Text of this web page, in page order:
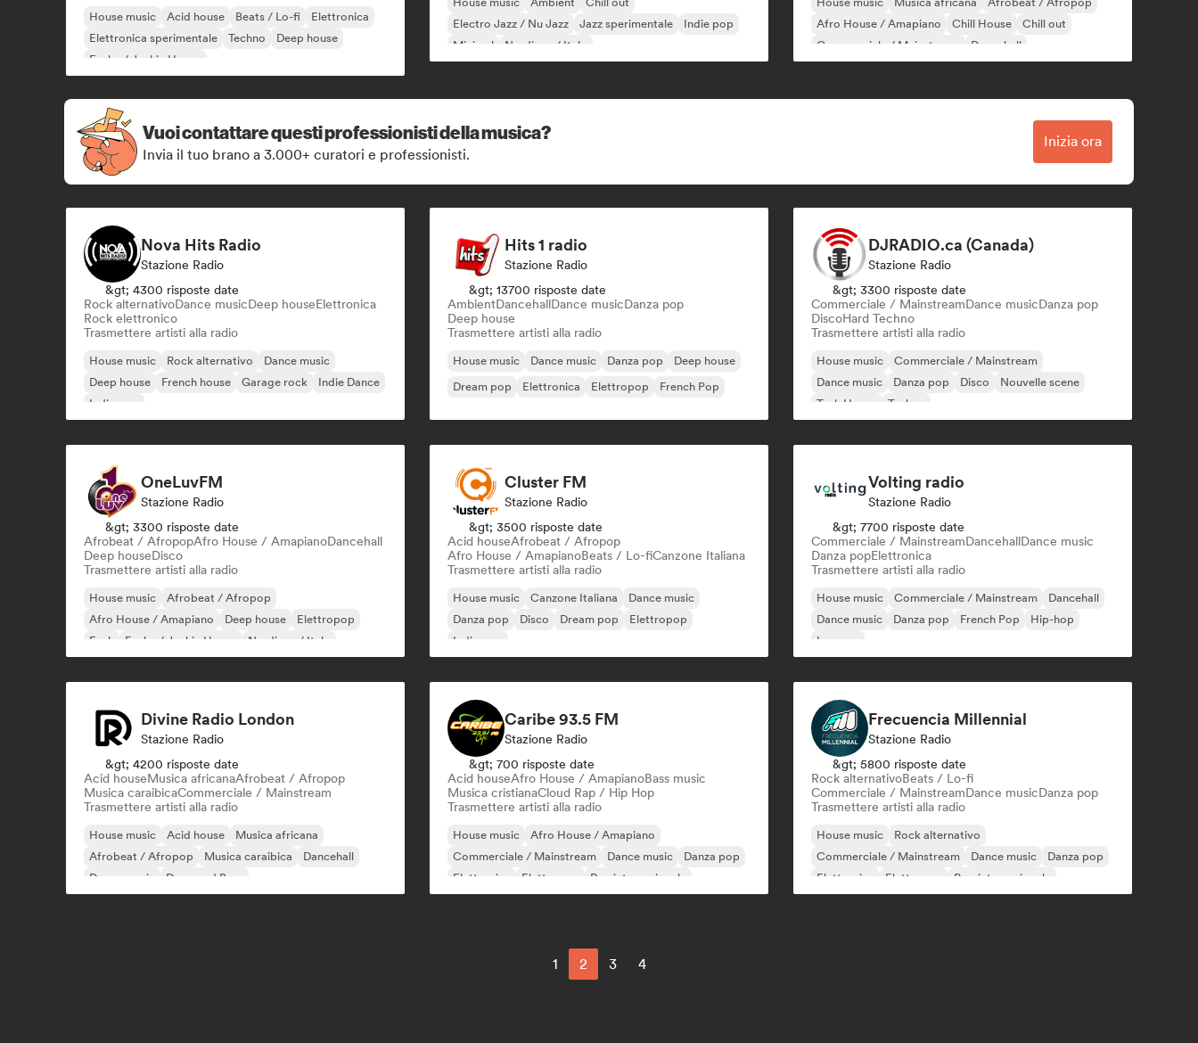
House music Acid house Beats / Lo-fi
Elettronica
Elettronica sperimentale
Techno
Deep house
Funky / Jackin House
Electro Jazz / Nu Jazz
Jazz sperimentale
Indie pop
Minimal
Nu-disco / Italo
Afro House / Amapiano
Chill House
Chill out
Commerciale / Mainstream
Dancehall
Vuoi contattare questi professionisti della musica?
Invia il tuo brano a 3.000+ curatori e professionisti.
Inizia ora
Nova Hits Radio
Stazione Radio
&gt; 4300 risposte date
Rock alternativoDance musicDeep houseElettronica
Rock elettronico
Trasmettere artisti alla radio
House music Rock alternativo
Dance music
Deep house
French house Garage rock
Indie Dance
Indie pop
Hits 1 radio
Stazione Radio
&gt; 13700 risposte date
AmbientDancehallDance musicDanza pop
Deep house
Trasmettere artisti alla radio
House music Dance music Danza pop
Deep house
Dream pop
Elettronica Elettropop French Pop
DJRADIO.ca (Canada)
Stazione Radio
&gt; 3300 risposte date
Commerciale / MainstreamDance musicDanza pop
DiscoHard Techno
Trasmettere artisti alla radio
House music
Commerciale / Mainstream
Dance music
Danza pop Disco
Nouvelle scene
Tech House
Techno
OneLuvFM
Stazione Radio
&gt; 3300 risposte date
Afrobeat / AfropopAfro House / AmapianoDancehall
Deep houseDisco
Trasmettere artisti alla radio
House music
Afrobeat / Afropop
Afro House / Amapiano
Deep house
Elettropop
Funk
Funky / Jackin House Nu-disco / Italo
Cluster FM
Stazione Radio
&gt; 3500 risposte date
Acid houseAfrobeat / Afropop
Afro House / AmapianoBeats / Lo-fiCanzone Italiana
Trasmettere artisti alla radio
House music Canzone Italiana
Dance music
Danza pop
Disco Dream pop
Elettropop
Indie pop
Volting radio
Stazione Radio
&gt; 7700 risposte date
Commerciale / MainstreamDancehallDance music
Danza popElettronica
Trasmettere artisti alla radio
House music Commerciale / Mainstream
Dancehall
Dance music
Danza pop French Pop
Hip-hop
Iperpop
Divine Radio London
Stazione Radio
&gt; 4200 risposte date
Acid houseMusica africanaAfrobeat / Afropop
Musica caraibicaCommerciale / Mainstream
Trasmettere artisti alla radio
House music Acid house
Musica africana
Afrobeat / Afropop
Musica caraibica
Dancehall
Dance music
Drum and Bass
Caribe 93.5 FM
Stazione Radio
&gt; 700 risposte date
Acid houseAfro House / AmapianoBass music
Musica cristianaCloud Rap / Hip Hop
Trasmettere artisti alla radio
House music
Afro House / Amapiano
Commerciale / Mainstream
Dance music
Danza pop
Elettronica
Elettropop Rap internazionale
Frecuencia Millennial
Stazione Radio
&gt; 5800 risposte date
Rock alternativoBeats / Lo-fi
Commerciale / MainstreamDance musicDanza pop
Trasmettere artisti alla radio
House music
Rock alternativo
Commerciale / Mainstream
Dance music
Danza pop
Elettronica
Elettropop Pop internazionale
1 2 3 4